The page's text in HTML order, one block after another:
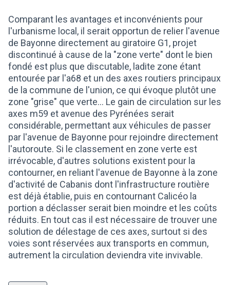
Comparant les avantages et inconvénients pour
l'urbanisme local, il serait opportun de relier l'avenue
de Bayonne directement au giratoire G1, projet
discontinué à cause de la "zone verte" dont le bien
fondé est plus que discutable, ladite zone étant
entourée par l'a68 et un des axes routiers principaux
de la commune de l'union, ce qui évoque plutôt une
zone "grise" que verte... Le gain de circulation sur les
axes m59 et avenue des Pyrénées serait
considérable, permettant aux véhicules de passer
par l'avenue de Bayonne pour rejoindre directement
l'autoroute. Si le classement en zone verte est
irrévocable, d'autres solutions existent pour la
contourner, en reliant l'avenue de Bayonne à la zone
d'activité de Cabanis dont l'infrastructure routière
est déjà établie, puis en contournant Calicéo la
portion a déclasser serait bien moindre et les coûts
réduits. En tout cas il est nécessaire de trouver une
solution de délestage de ces axes, surtout si des
voies sont réservées aux transports en commun,
autrement la circulation deviendra vite invivable.